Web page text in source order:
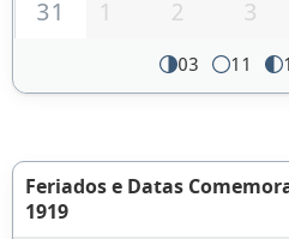
31
1 2 3
03 11
Feriados e Datas
1919